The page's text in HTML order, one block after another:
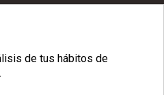
de tus hábitos de
.